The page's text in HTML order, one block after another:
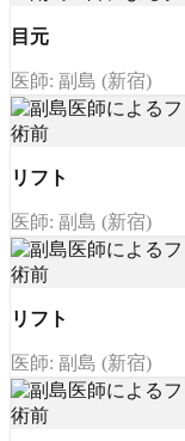
目元
医師: 副島 (新宿)
リフト
医師: 副島 (新宿)
リフト
医師: 副島 (新宿)